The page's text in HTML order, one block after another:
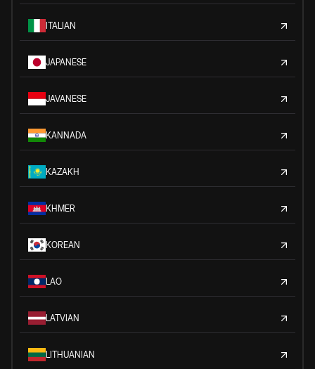
ITALIAN
JAPANESE
JAVANESE
KANNADA
KAZAKH
KHMER
KOREAN
LAO
LATVIAN
LITHUANIAN